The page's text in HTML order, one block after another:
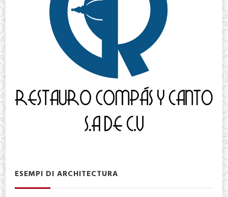
ESEMPI DI ARCHITECTURA